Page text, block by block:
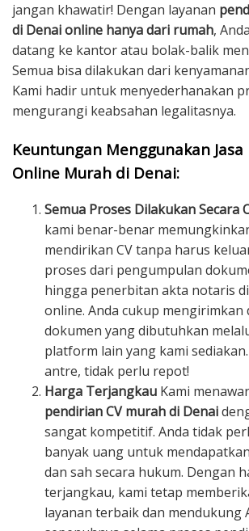
jangan khawatir! Dengan layanan
di Denai online hanya dari rumah,
datang ke kantor atau bolak-balik
Semua bisa dilakukan dari
Kami hadir untuk menyederhanakan
mengurangi keabsahan legalitasnya.
Keuntungan Menggunakan Jasa
Online Murah di Denai:
Semua Proses Dilakukan Secara
kami benar-benar
mendirikan CV tanpa harus
proses dari pengumpulan
hingga penerbitan akta notaris
online. Anda cukup mengirimkan
dokumen yang dibutuhkan
platform lain yang kami
antre, tidak perlu repot!
Harga Terjangkau Kami
pendirian CV murah di Denai
sangat kompetitif. Anda tidak
banyak uang untuk
dan sah secara hukum. Dengan
terjangkau, kami tetap
layanan terbaik dan mendukung